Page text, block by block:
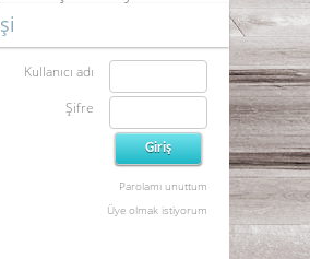
Kullanıcı adı
Şifre
Parolamı unuttum
Üye olmak istiyorum